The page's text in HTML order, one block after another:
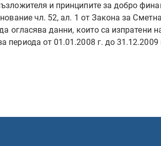
и принципите за добро
чл. 52, ал. 1 от Закона за
данни, които са изпратени
от 01.01.2008 г. до